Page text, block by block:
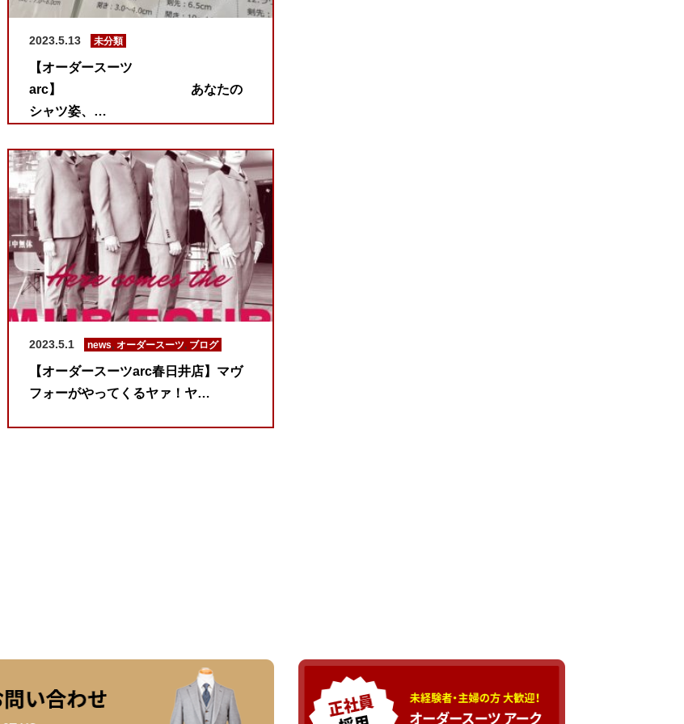
2023.5.13 未分類
【オーダースーツ
arc】 あなたの
シャツ姿、…
2023.5.1 news, オーダースーツ, ブログ
【オーダースーツarc春日井店】マヴ
フォーがやってくるヤァ！ヤ…